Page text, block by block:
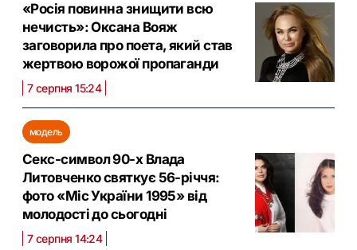
«Росія повинна знищити всю
нечисть»: Оксана Вояж
заговорила про поета, який став
жертвою ворожої пропаганди
7 серпня 15:24
модель
Секс-символ 90-х Влада
Литовченко святкує 56-річчя:
фото «Міс України 1995» від
молодості до сьогодні
7 серпня 14:24